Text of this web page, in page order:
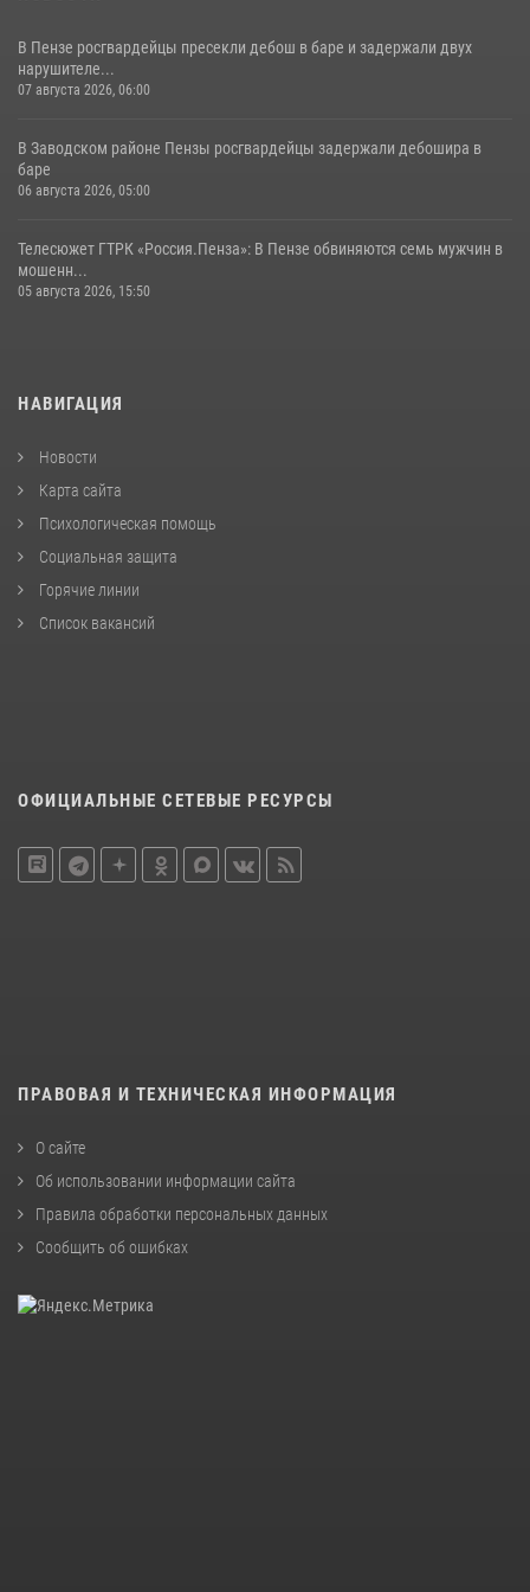
В Пензе росгвардейцы пресекли дебош в баре и задержали двух
нарушителе...
07 августа 2026, 06:00
В Заводском районе Пензы росгвардейцы задержали дебошира в
баре
06 августа 2026, 05:00
Телесюжет ГТРК «Россия.Пенза»: В Пензе обвиняются семь мужчин в
мошенн...
05 августа 2026, 15:50
НАВИГАЦИЯ
Новости
Карта сайта
Психологическая помощь
Социальная защита
Горячие линии
Список вакансий
ОФИЦИАЛЬНЫЕ СЕТЕВЫЕ РЕСУРСЫ
ПРАВОВАЯ И ТЕХНИЧЕСКАЯ ИНФОРМАЦИЯ
О сайте
Об использовании информации сайта
Правила обработки персональных данных
Сообщить об ошибках